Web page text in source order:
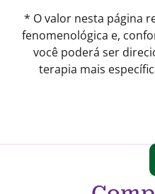
* O valor nesta página
fenomenológica e,
você poderá ser
terapia mais